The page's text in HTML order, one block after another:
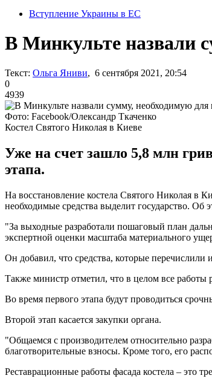
Вступление Украины в ЕС
В Минкульте назвали
Текст: Ольга Яниви, 6 сентября 2021, 20:54
0
4939
Фото: Facebook/Олександр Ткаченко
Костел Святого Николая в Киеве
Уже на счет зашло 5,8 млн
этапа.
На восстановление костела Святого Николая в
необходимые средства выделит государство. Об
"За выходные разработали пошаговый план
экспертной оценки масштаба материального
Он добавил, что средства, которые
Также министр отметил, что в целом все работы
Во время первого этапа будут проводиться
Второй этап касается закупки органа.
"Общаемся с производителем относительно
благотворительные взносы. Кроме того, его
Реставрационные работы фасада костела – это